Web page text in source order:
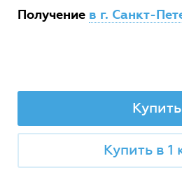
Получение в г. Санкт-
Купить
Купить в 1